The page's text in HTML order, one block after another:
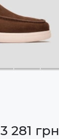
3 281 грн